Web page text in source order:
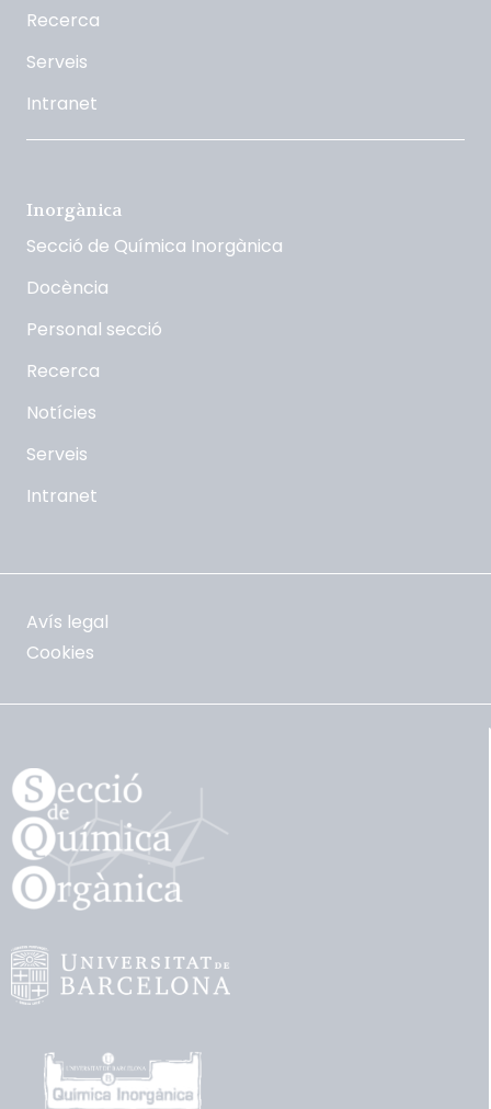
Recerca
Serveis
Intranet
Inorgànica
Secció de Química Inorgànica
Docència
Personal secció
Recerca
Notícies
Serveis
Intranet
Avís legal
Cookies